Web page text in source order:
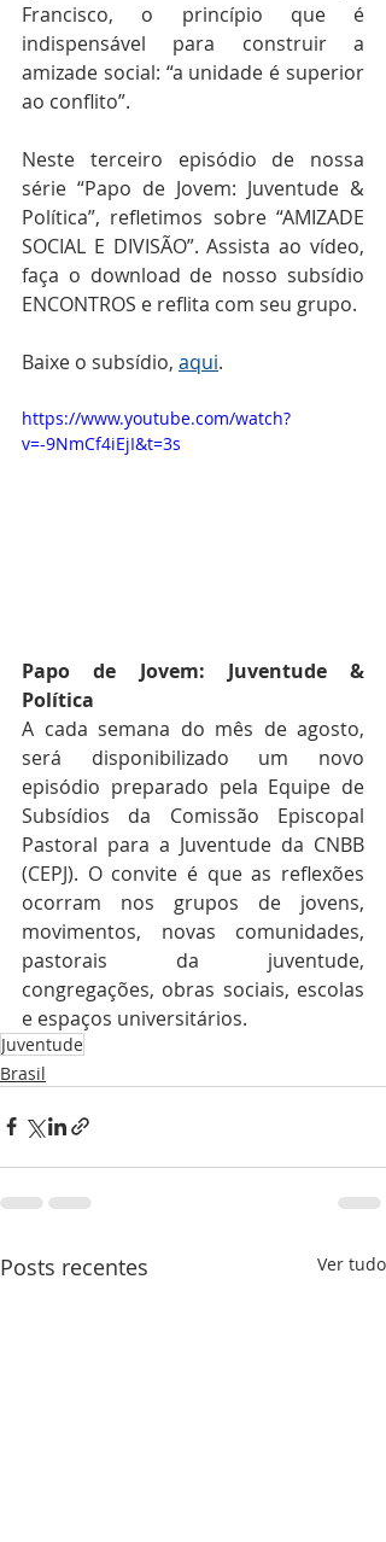
Francisco, o princípio que é
indispensável para construir a
amizade social: “a unidade é superior
ao conflito”.
Neste terceiro episódio de nossa
série “Papo de Jovem: Juventude &
Política”, refletimos sobre “AMIZADE
SOCIAL E DIVISÃO”. Assista ao vídeo,
faça o download de nosso subsídio
ENCONTROS e reflita com seu grupo.
Baixe o subsídio, aqui.
https://www.youtube.com/watch?
v=-9NmCf4iEjI&t=3s
Papo de Jovem: Juventude &
Política
A cada semana do mês de agosto,
será disponibilizado um novo
episódio preparado pela Equipe de
Subsídios da Comissão Episcopal
Pastoral para a Juventude da CNBB
(CEPJ). O convite é que as reflexões
ocorram nos grupos de jovens,
movimentos, novas comunidades,
pastorais da juventude,
congregações, obras sociais, escolas
e espaços universitários.
Juventude
Brasil
Posts recentes Ver tudo